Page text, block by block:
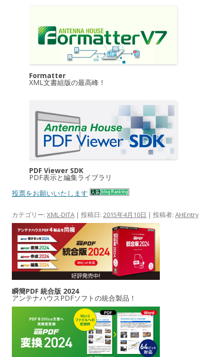
Formatter
XML文書組版の最高峰！
PDF Viewer SDK
PDF表示と編集ライブラリ
投票をお願いいたします
カテゴリー: XML-DITA | 投稿日: 2015年4月10日 | 投稿者: AHEntry
瞬簡PDF 統合版 2024
アンテナハウスPDFソフトの統合製品！